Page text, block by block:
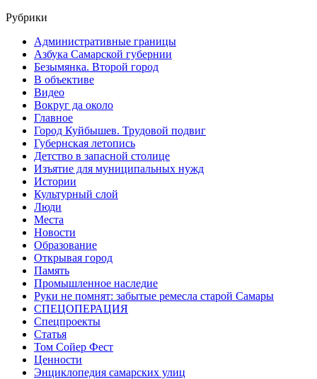
Рубрики
Административные границы
Азбука Самарской губернии
Безымянка. Второй город
В объективе
Видео
Вокруг да около
Главное
Город Куйбышев. Трудовой подвиг
Губернская летопись
Детство в запасной столице
Изъятие для муниципальных нужд
Истории
Культурный слой
Люди
Места
Новости
Образование
Открывая город
Память
Промышленное наследие
Руки не помнят: забытые ремесла старой Самары
СПЕЦОПЕРАЦИЯ
Спецпроекты
Статья
Том Сойер Фест
Ценности
Энциклопедия самарских улиц